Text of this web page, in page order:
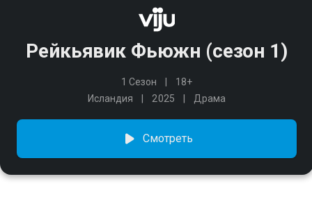
Рейкьявик Фьюжн (сезон 1)
1 Сезон
18+
Исландия
2025 Драма
Смотреть